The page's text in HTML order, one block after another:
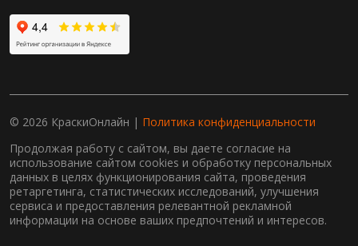
© 2026 КраскиОнлайн | Политика конфиденциальности
Продолжая работу с сайтом, вы даете согласие на
использование сайтом cookies и обработку персональных
данных в целях функционирования сайта, проведения
ретаргетинга, статистических исследований, улучшения
сервиса и предоставления релевантной рекламной
информации на основе ваших предпочтений и интересов.